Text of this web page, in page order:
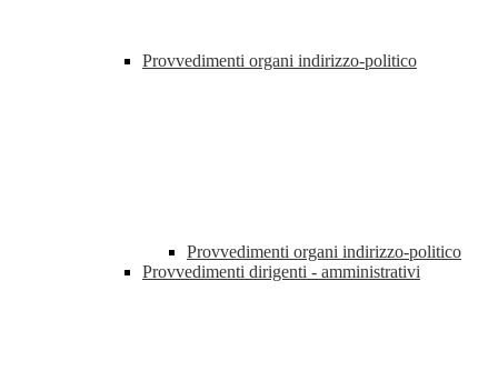
Provvedimenti organi indirizzo-politico
Provvedimenti organi indirizzo-politico
Provvedimenti dirigenti - amministrativi